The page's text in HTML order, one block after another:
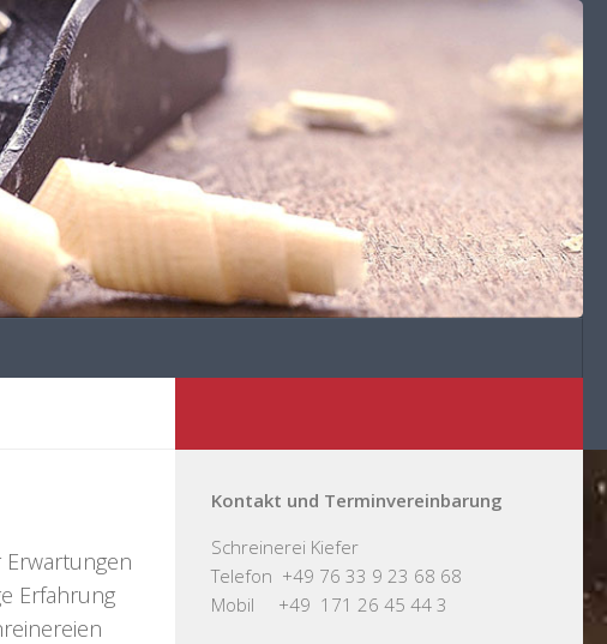
Erfahrung
Kontakt und Terminvereinbarung
Schreinerei Kiefer
Telefon +49 76 33 9 23 68 68
Mobil +49 171 26 45 44 3